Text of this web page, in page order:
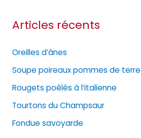
é
o
r
i
e
s
Articles récents
Oreilles d’ânes
Soupe poireaux pommes de terre
Rougets poêlés à l’italienne
Tourtons du Champsaur
Fondue savoyarde